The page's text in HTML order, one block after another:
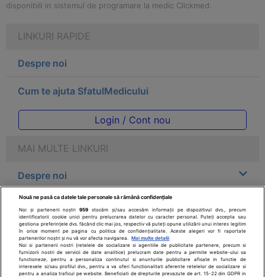
disponibili in sistemul de programare la medic Clickmed.
LINKURI RAPIDE
Despre noi
Cum te ajuta SfatulMedicului
Login / Cont nou
MAI MULTE LINKURI
Despre noi
Legal
Drepturile consumatorului
Parteneri
Nouă ne pasă ca datele tale personale să rămână confidențiale
Noi și partenerii noștri959 stocăm și/sau accesăm informații pe dispozitivul dvs., precum
identificatorii cookie unici pentru prelucrarea datelor cu caracter personal. Puteți accepta sau
gestiona preferințele dvs. făcând clic mai jos, respectiv vă puteți opune utilizării unui interes legitim
în orice moment pe pagina cu politica de confidențialitate. Aceste alegeri vor fi raportate
partenerilor noștri și nu vă vor afecta navigarea.
Mai multe detalii
Noi si partenerii nostri (retelele de socializare si agentiile de publicitate partenere, precum si
furnizorii nostri de servicii de date analitice) prelucram date pentru a permite website-ului sa
functioneze, pentru a personaliza continutul si anunturile publicitare afisate in functie de
interesele si/sau profilul dvs., pentru a va oferi functionalitati aferente retelelor de socializare si
pentru a analiza traficul pe website. Beneficiati de drepturile prevazute de art. 15-22 din GDPR in